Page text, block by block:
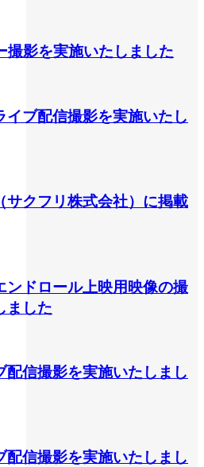
撮影を実施いたしました
イブ配信撮影を実施いたし
サクフリ株式会社）に掲載
ンドロール上映用映像の撮
ました
配信撮影を実施いたしまし
配信撮影を実施いたしまし